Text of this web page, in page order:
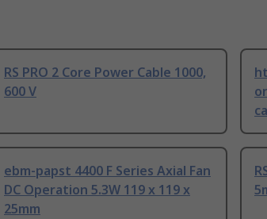
RS PRO 2 Core Power Cable 1000,
600 V
ebm-papst 4400 F Series Axial Fan
DC Operation 5.3W 119 x 119 x
25mm